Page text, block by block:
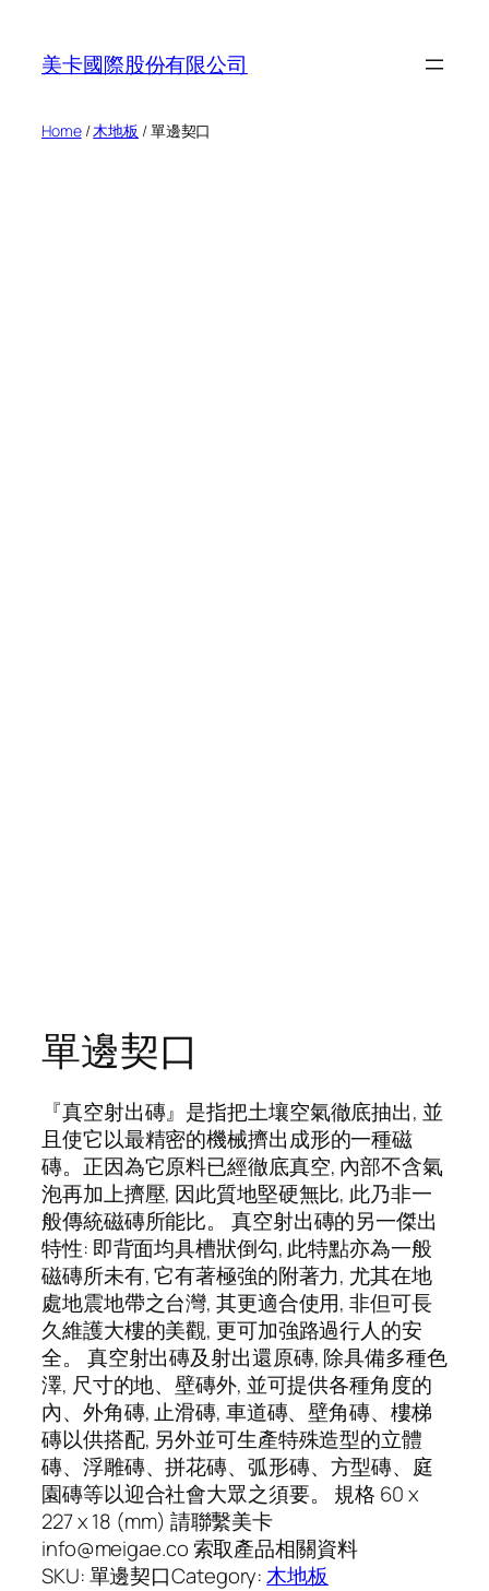
content
美卡國際股份有限公司
Home/木地板 / 單邊契口
單邊契口
『真空射出磚』是指把土壤空氣徹底抽出, 並
且使它以最精密的機械擠出成形的一種磁
磚。正因為它原料已經徹底真空, 內部不含氣
泡再加上擠壓, 因此質地堅硬無比, 此乃非一
般傳統磁磚所能比。 真空射出磚的另一傑出
特性: 即背面均具槽狀倒勾, 此特點亦為一般
磁磚所未有, 它有著極強的附著力, 尤其在地
處地震地帶之台灣, 其更適合使用, 非但可長
久維護大樓的美觀, 更可加強路過行人的安
全。 真空射出磚及射出還原磚, 除具備多種色
澤, 尺寸的地、壁磚外, 並可提供各種角度的
內、外角磚, 止滑磚, 車道磚、壁角磚、樓梯
磚以供搭配, 另外並可生產特殊造型的立體
磚、浮雕磚、拼花磚、弧形磚、方型磚、庭
園磚等以迎合社會大眾之須要。 規格 60 x
227 x 18 (mm) 請聯繫美卡
info@meigae.co 索取產品相關資料
SKU:單邊契口Category:木地板